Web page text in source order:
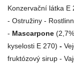
Konzervační látka E
- Ostružiny -
- Mascarpone
kyselosti E 270) -
fruktózový sirup -